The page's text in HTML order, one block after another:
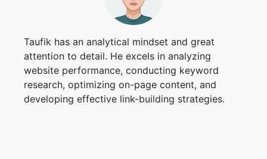
Taufik has an analytical mindset and great
attention to detail. He excels in analyzing
website performance, conducting keyword
research, optimizing on-page content, and
developing effective link-building strategies.